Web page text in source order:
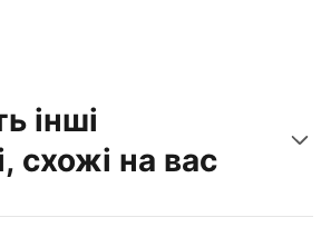
інші
схожі на вас